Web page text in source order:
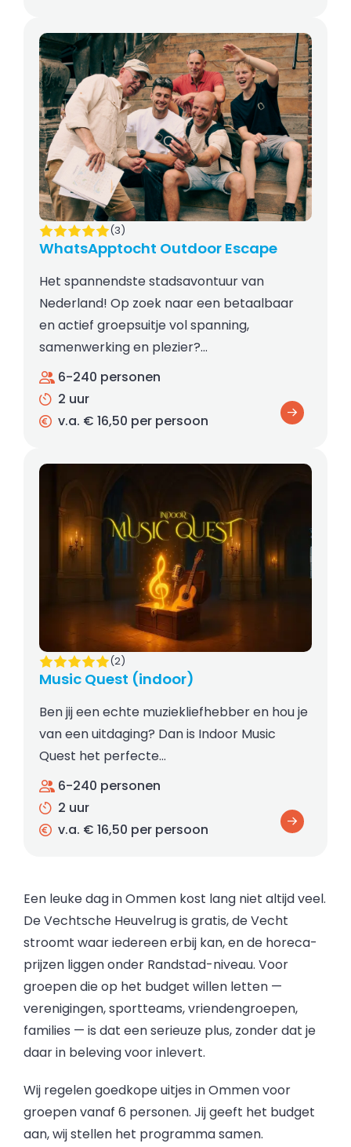
WhatsApptocht Outdoor Escape
(3)
Het spannendste stadsavontuur van
Nederland! Op zoek naar een betaalbaar
en actief groepsuitje vol spanning,
samenwerking en plezier?…
6-240 personen
2 uur
v.a. € 16,50 per persoon
Music Quest (indoor)
(2)
Ben jij een echte muziekliefhebber en hou je
van een uitdaging? Dan is Indoor Music
Quest het perfecte…
6-240 personen
2 uur
v.a. € 16,50 per persoon
Een leuke dag in Ommen kost lang niet altijd veel.
De Vechtsche Heuvelrug is gratis, de Vecht
stroomt waar iedereen erbij kan, en de horeca-
prijzen liggen onder Randstad-niveau. Voor
groepen die op het budget willen letten —
verenigingen, sportteams, vriendengroepen,
families — is dat een serieuze plus, zonder dat je
daar in beleving voor inlevert.
Wij regelen goedkope uitjes in Ommen voor
groepen vanaf 6 personen. Jij geeft het budget
aan, wij stellen het programma samen.